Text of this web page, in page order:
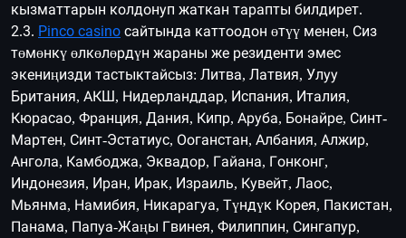
кызматтарын колдонуп жаткан тарапты билдирет.
2.3. Pinco casino сайтында каттоодон өтүү менен, Сиз
төмөнкү өлкөлөрдүн жараны же резиденти эмес
экениңизди тастыктайсыз: Литва, Латвия, Улуу
Британия, АКШ, Нидерланддар, Испания, Италия,
Кюрасао, Франция, Дания, Кипр, Аруба, Бонайре, Синт-
Мартен, Синт-Эстатиус, Ооганстан, Албания, Алжир,
Ангола, Камбоджа, Эквадор, Гайана, Гонконг,
Индонезия, Иран, Ирак, Израиль, Кувейт, Лаос,
Мьянма, Намибия, Никарагуа, Түндүк Корея, Пакистан,
Панама, Папуа-Жаңы Гвинея, Филиппин, Сингапур,